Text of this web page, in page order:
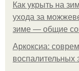
Как укрыть на
ухода за
зиме — общие
Аркоксиа:
воспалительных